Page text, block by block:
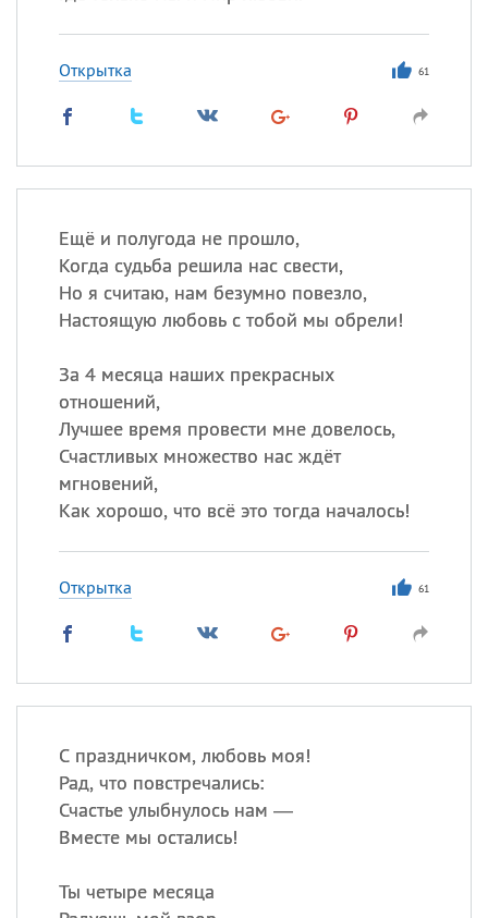
Открытка 61
Ещё и полугода не прошло,
Когда судьба решила нас свести,
Но я считаю, нам безумно повезло,
Настоящую любовь с тобой мы обрели!
За 4 месяца наших прекрасных
отношений,
Лучшее время провести мне довелось,
Счастливых множество нас ждёт
мгновений,
Как хорошо, что всё это тогда началось!
Открытка 61
С праздничком, любовь моя!
Рад, что повстречались:
Счастье улыбнулось нам —
Вместе мы остались!
Ты четыре месяца